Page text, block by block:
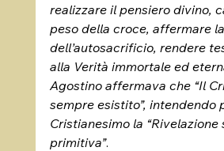
realizzare il pensiero divino,
peso della croce, affermare
dell’autosacrificio, rendere
alla Verità immortale ed
Agostino affermava che “Il
sempre esistito”, intendendo
Cristianesimo la
primitiva”.